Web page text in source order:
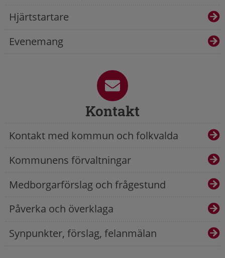
Hjärtstartare
Evenemang
Kontakt
Kontakt med kommun och folkvalda
Kommunens förvaltningar
Medborgarförslag och frågestund
Påverka och överklaga
Synpunkter, förslag, felanmälan